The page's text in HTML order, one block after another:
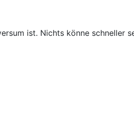
ist. Nichts könne schneller